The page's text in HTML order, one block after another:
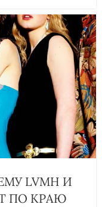
LVMH И
ПО КРАЮ